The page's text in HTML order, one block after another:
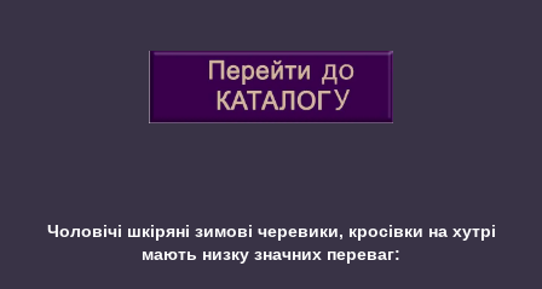
Чоловічі шкіряні зимові черевики, кросівки на хутрі
мають низку значних переваг: